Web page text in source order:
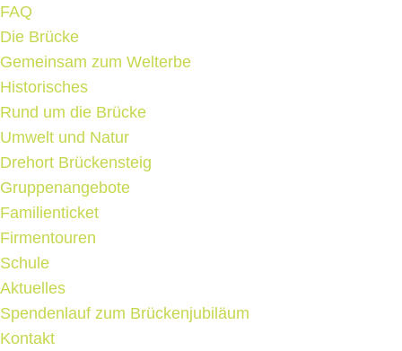
FAQ
Die Brücke
Gemeinsam zum Welterbe
Historisches
Rund um die Brücke
Umwelt und Natur
Drehort Brückensteig
Gruppenangebote
Familienticket
Firmentouren
Schule
Aktuelles
Spendenlauf zum Brückenjubiläum
Kontakt